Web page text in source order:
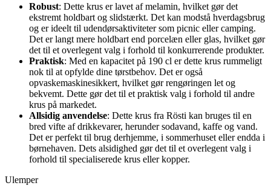
Robust: Dette krus er lavet af melamin, hvilket gør det
ekstremt holdbart og slidstærkt. Det kan modstå hverdagsbrug
og er ideelt til udendørsaktiviteter som picnic eller camping.
Det er langt mere holdbart end porcelæn eller glas, hvilket gør
det til et overlegent valg i forhold til konkurrerende produkter.
Praktisk: Med en kapacitet på 190 cl er dette krus rummeligt
nok til at opfylde dine tørstbehov. Det er også
opvaskemaskinesikkert, hvilket gør rengøringen let og
bekvemt. Dette gør det til et praktisk valg i forhold til andre
krus på markedet.
Allsidig anvendelse: Dette krus fra Rösti kan bruges til en
bred vifte af drikkevarer, herunder sodavand, kaffe og vand.
Det er perfekt til brug derhjemme, i sommerhuset eller endda i
børnehaven. Dets alsidighed gør det til et overlegent valg i
forhold til specialiserede krus eller kopper.
Ulemper